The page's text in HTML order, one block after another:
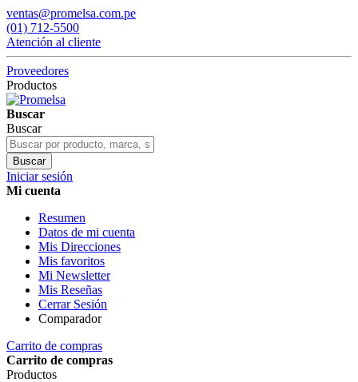
ventas@promelsa.com.pe
(01) 712-5500
Atención al cliente
Proveedores
Productos
Buscar
Buscar
Buscar
Iniciar sesión
Mi cuenta
Resumen
Datos de mi cuenta
Mis Direcciones
Mis favoritos
Mi Newsletter
Mis Reseñas
Cerrar Sesión
Comparador
Carrito de compras
Carrito de compras
Productos